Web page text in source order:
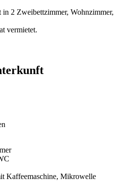
in 2 Zweibettzimmer, Wohnzimmer,
vermietet.
Kaffeemaschine, Mikrowelle